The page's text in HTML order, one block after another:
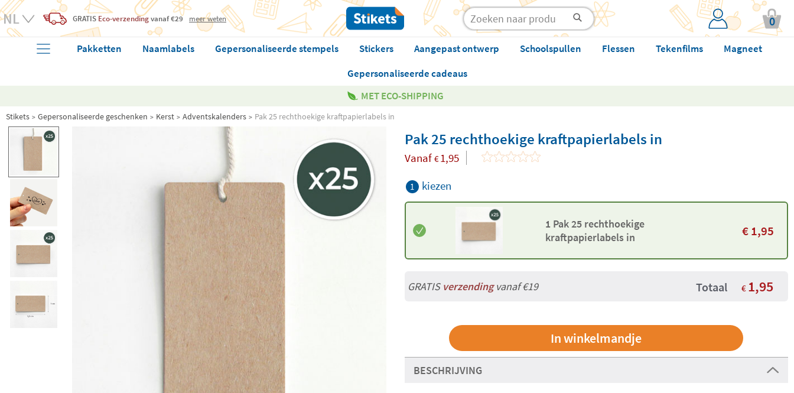
GRATIS Eco-verzendingvanaf €29 meer weten 0
Pakketten Naamlabels Gepersonaliseerde stempels Stickers Aangepast ontwerp Schoolspullen Flessen Tekenfilms
Magneet
Gepersonaliseerde cadeaus
MET ECO-SHIPPING
Stikets Gepersonaliseerde geschenken Kerst Adventskalenders Pak 25 rechthoekige kraftpapierlabels in
Pak 25 rechthoekige kraftpapierlabels in
Vanaf € 1,95
1 kiezen
1 Pak 25 rechthoekige
kraftpapierlabels in
€1,95
GRATISverzendingvanaf €19 Totaal € 1,95
BESCHRIJVING